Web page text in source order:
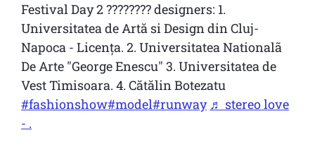
Festival Day 2 ???????? designers: 1.
Universitatea de Artă si Design din Cluj-
Napoca - Licența. 2. Universitatea Nationalã
De Arte "George Enescu" 3. Universitatea de
Vest Timisoara. 4. Cătălin Botezatu
#fashionshow#model#runway ♬ stereo love
- .